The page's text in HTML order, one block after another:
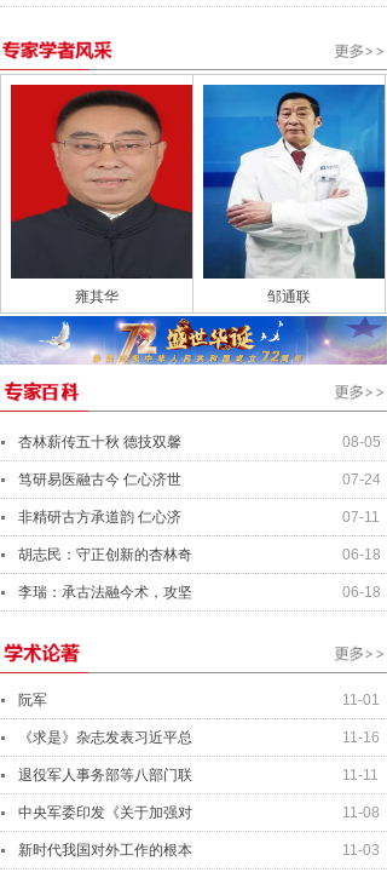
雍其华 邹通联
08-05
杏林薪传五十秋 德技双馨
07-24
笃研易医融古今 仁心济世
07-11
非精研古方承道韵 仁心济
06-18
胡志民：守正创新的杏林奇
06-18
李瑞：承古法融今术，攻坚
11-01
阮军
11-16
《求是》杂志发表习近平总
11-11
退役军人事务部等八部门联
11-08
中央军委印发《关于加强对
11-03
新时代我国对外工作的根本